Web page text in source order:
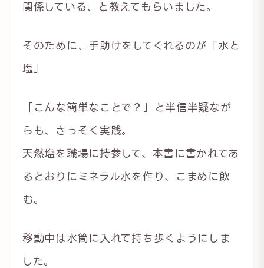
関係している、と教えてもらいました。
そのために、手助けをしてくれるのが「水と
塩」
「こんな簡単なことで？」と半信半疑なが
らも、さっそく実践。
天然塩を職場に持参して、本書に書かれてあ
るとおりにミネラル水を作り、こまめに飲
む。
移動中は水筒に入れて持ち歩くようにしま
した。